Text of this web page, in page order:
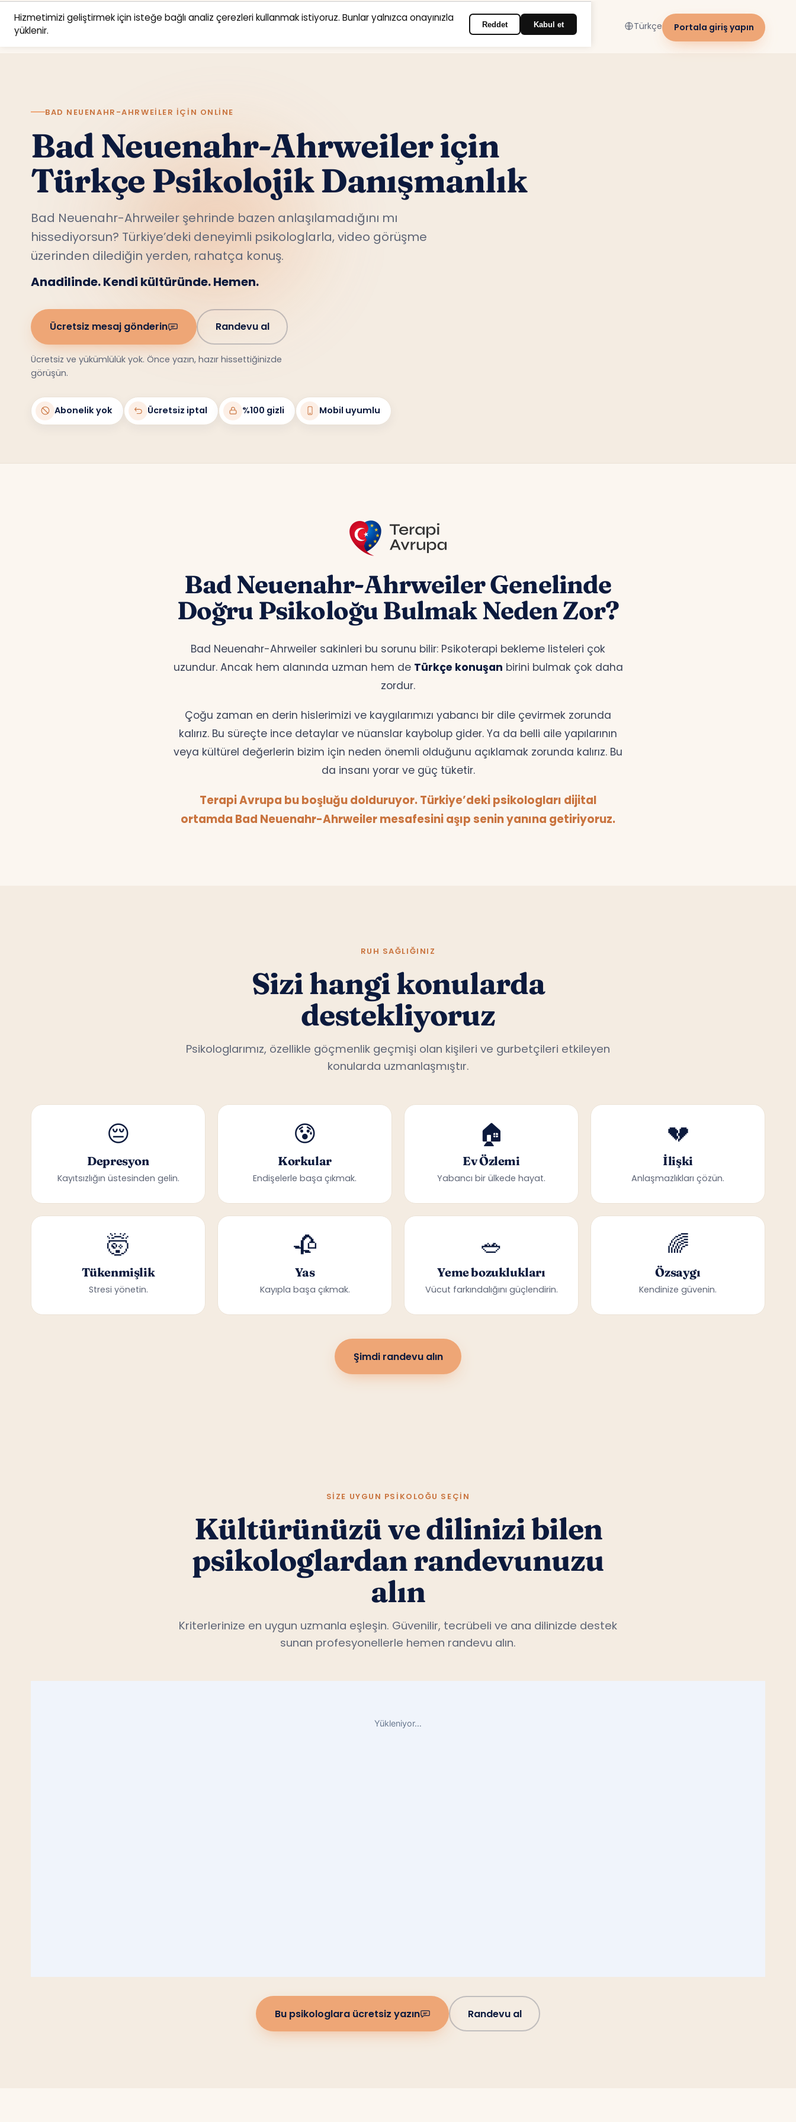
İletişim Türkçe Portala giriş yapın
BAD NEUENAHR-AHRWEILER IÇIN ONLINE
Bad Neuenahr-Ahrweiler için
Türkçe Psikolojik Danışmanlık
Bad Neuenahr-Ahrweiler şehrinde bazen anlaşılamadığını mı
hissediyorsun? Türkiye’deki deneyimli psikologlarla, video görüşme
üzerinden dilediğin yerden, rahatça konuş.
Anadilinde. Kendi kültüründe. Hemen.
Ücretsiz mesaj gönderin
Ücretsiz ve yükümlülük yok. Önce yazın, hazır hissettiğinizde
görüşün.
Abonelik yok Ücretsiz iptal %100 gizli Mobil uyumlu
Bad Neuenahr-Ahrweiler Genelinde
Doğru Psikoloğu Bulmak Neden Zor?
Bad Neuenahr-Ahrweiler sakinleri bu sorunu bilir: Psikoterapi bekleme listeleri çok
uzundur. Ancak hem alanında uzman hem de Türkçe konuşan birini bulmak çok daha
zordur.
Çoğu zaman en derin hislerimizi ve kaygılarımızı yabancı bir dile çevirmek zorunda
kalırız. Bu süreçte ince detaylar ve nüanslar kaybolup gider. Ya da belli aile yapılarının
veya kültürel değerlerin bizim için neden önemli olduğunu açıklamak zorunda kalırız. Bu
da insanı yorar ve güç tüketir.
Terapi Avrupa bu boşluğu dolduruyor. Türkiye’deki psikologları dijital
ortamda Bad Neuenahr-Ahrweiler mesafesini aşıp senin yanına getiriyoruz.
Sizi hangi konularda
destekliyoruz
Psikologlarımız, özellikle göçmenlik geçmişi olan kişileri ve gurbetçileri etkileyen
konularda uzmanlaşmıştır.
😔
Depresyon
Kayıtsızlığın üstesinden gelin.
😰
Korkular
Endişelerle başa çıkmak.
🏠
Ev Özlemi
Yabancı bir ülkede hayat.
💔
İlişki
Anlaşmazlıkları çözün.
🤯
Tükenmişlik
Stresi yönetin.
🥀
Yas
Kayıpla başa çıkmak.
🥗
Yeme bozuklukları
Vücut farkındalığını güçlendirin.
🌈
Özsaygı
Kendinize güvenin.
Şimdi randevu alın
SIZE UYGUN PSIKOLOĞU SEÇIN
Kültürünüzü ve dilinizi bilen
psikologlardan randevunuzu
alın
Kriterlerinize en uygun uzmanla eşleşin. Güvenilir, tecrübeli ve ana dilinizde destek
sunan profesyonellerle hemen randevu alın.
Bu psikologlara ücretsiz yazın Randevu al
Hizmetimizi geliştirmek için isteğe bağlı analiz çerezleri kullanmak istiyoruz. Bunlar yalnızca onayınızla
yüklenir.
Reddet Kabul et